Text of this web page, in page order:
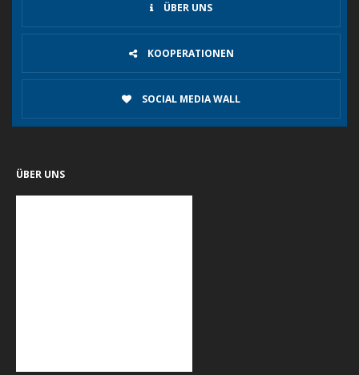
ÜBER UNS
KOOPERATIONEN
SOCIAL MEDIA WALL
ÜBER UNS